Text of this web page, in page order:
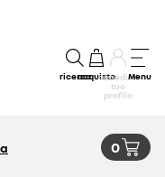
ricercaacquistoaccedi al
tuo
profilo
Menu
0